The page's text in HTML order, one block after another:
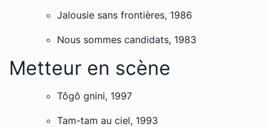
Jalousie sans frontières, 1986
Nous sommes candidats, 1983
Metteur en scène
Tôgô gnini, 1997
Tam-tam au ciel, 1993